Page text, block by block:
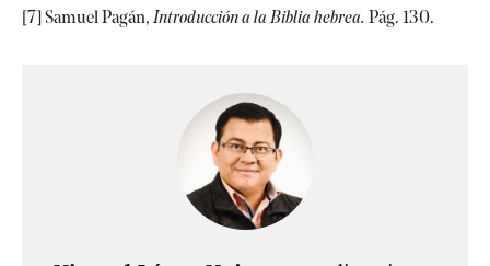
[7] Samuel Pagán, Introducción a la Biblia hebrea. Pág. 130.